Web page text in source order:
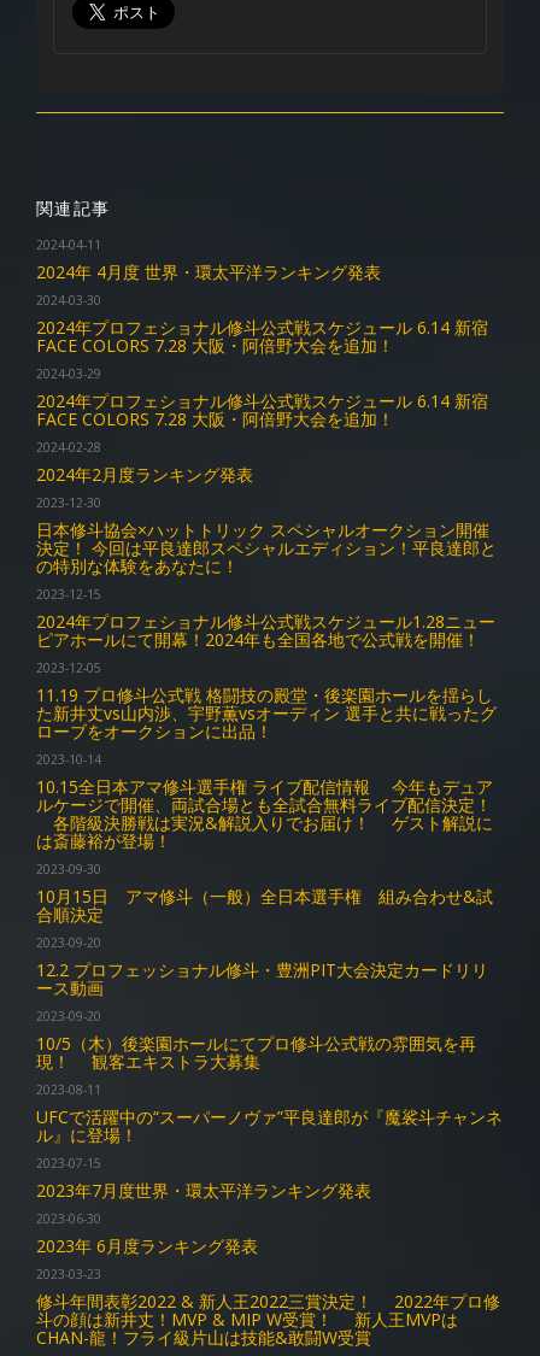
関連記事
2024-04-11
2024年 4月度 世界・環太平洋ランキング発表
2024-03-30
2024年プロフェショナル修斗公式戦スケジュール 6.14 新宿
FACE COLORS 7.28 大阪・阿倍野大会を追加！
2024-03-29
2024年プロフェショナル修斗公式戦スケジュール 6.14 新宿
FACE COLORS 7.28 大阪・阿倍野大会を追加！
2024-02-28
2024年2月度ランキング発表
2023-12-30
日本修斗協会×ハットトリック スペシャルオークション開催
決定！ 今回は平良達郎スペシャルエディション！平良達郎と
の特別な体験をあなたに！
2023-12-15
2024年プロフェショナル修斗公式戦スケジュール1.28ニュー
ピアホールにて開幕！2024年も全国各地で公式戦を開催！
2023-12-05
11.19 プロ修斗公式戦 格闘技の殿堂・後楽園ホールを揺らし
た新井丈vs山内渉、宇野薫vsオーディン 選手と共に戦ったグ
ローブをオークションに出品！
2023-10-14
10.15全日本アマ修斗選手権 ライブ配信情報 今年もデュア
ルケージで開催、両試合場とも全試合無料ライブ配信決定！
各階級決勝戦は実況&解説入りでお届け！ ゲスト解説に
は斎藤裕が登場！
2023-09-30
10月15日 アマ修斗（一般）全日本選手権 組み合わせ&試
合順決定
2023-09-20
12.2 プロフェッショナル修斗・豊洲PIT大会決定カードリリ
ース動画
2023-09-20
10/5（木）後楽園ホールにてプロ修斗公式戦の雰囲気を再
現！ 観客エキストラ大募集
2023-08-11
UFCで活躍中の“スーパーノヴァ”平良達郎が『魔裟斗チャンネ
ル』に登場！
2023-07-15
2023年7月度世界・環太平洋ランキング発表
2023-06-30
2023年 6月度ランキング発表
2023-03-23
修斗年間表彰2022 & 新人王2022三賞決定！ 2022年プロ修
斗の顔は新井丈！MVP & MIP W受賞！ 新人王MVPは
CHAN-龍！フライ級片山は技能&敢闘W受賞